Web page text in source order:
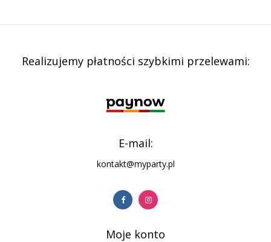
Realizujemy płatności szybkimi przelewami:
E-mail:
kontakt@myparty.pl
Moje konto